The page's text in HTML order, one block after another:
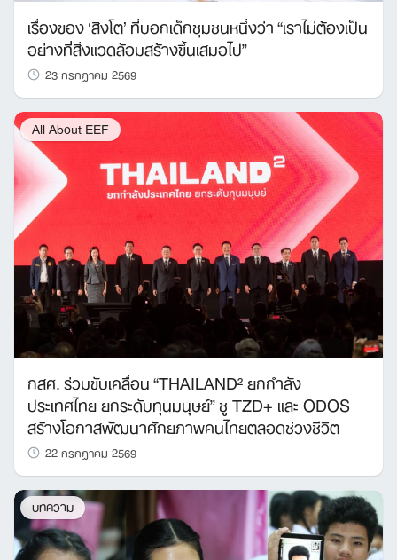
เรื่องของ ‘สิงโต’ ที่บอกเด็กชุมชนหนึ่งว่า “เราไม่ต้องเป็น
อย่างที่สิ่งแวดล้อมสร้างขึ้นเสมอไป”
23 กรกฎาคม 2569
All About EEF
กสศ. ร่วมขับเคลื่อน “THAILAND² ยกกำลัง
ประเทศไทย ยกระดับทุนมนุษย์” ชู TZD+ และ ODOS
สร้างโอกาสพัฒนาศักยภาพคนไทยตลอดช่วงชีวิต
22 กรกฎาคม 2569
บทความ